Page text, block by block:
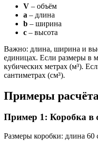
V – объём
a – длина
b – ширина
c – высота
Важно: длина, ширина и
единицах. Если размеры в
кубических метрах (м³).
сантиметрах (см³).
Примеры
Пример 1: Коробка в
Размеры коробки: длина